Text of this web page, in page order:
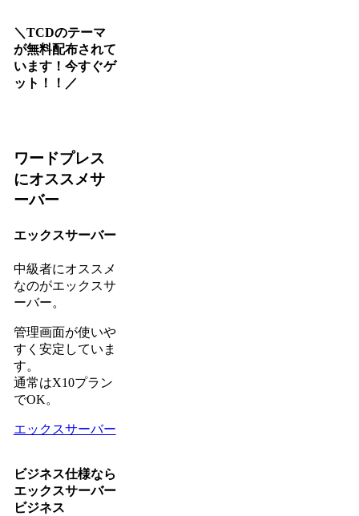
＼TCDのテーマ
が無料配布されて
います！今すぐゲ
ット！！／
ワードプレス
にオススメサ
ーバー
エックスサーバー
中級者にオススメ
なのがエックスサ
ーバー。
管理画面が使いや
すく安定していま
す。
通常はX10プラン
でOK。
エックスサーバー
ビジネス仕様なら
エックスサーバー
ビジネス